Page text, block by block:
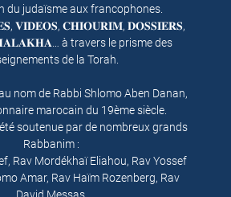
du judaïsme aux francophones.
𝐕𝐈𝐃𝐄𝐎𝐒, 𝐂𝐇𝐈𝐎𝐔𝐑𝐈𝐌, 𝐃𝐎𝐒𝐒𝐈𝐄𝐑𝐒,
à travers le prisme des
de la Torah.
nom de Rabbi Shlomo Aben Danan,
marocain du 19ème siècle.
soutenue par de nombreux grands
Rabbanim :
Rav Mordékhaï Eliahou, Rav Yossef
Amar, Rav Haïm Rozenberg, Rav